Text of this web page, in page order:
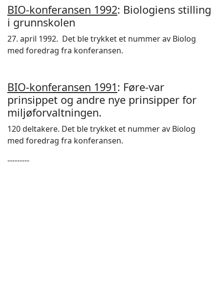
BIO-konferansen 1992: Biologiens stilling
i grunnskolen
27. april 1992. Det ble trykket et nummer av Biolog
med foredrag fra konferansen.
BIO-konferansen 1991: Føre-var
prinsippet og andre nye prinsipper for
miljøforvaltningen.
120 deltakere. Det ble trykket et nummer av Biolog
med foredrag fra konferansen.
---------